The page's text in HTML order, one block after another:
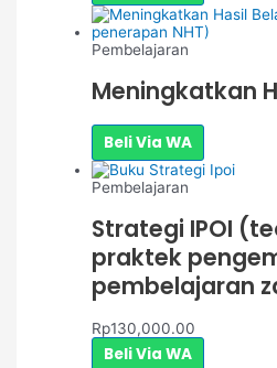
Pembelajaran
Meningkatkan
Beli Via WA
Pembelajaran
Strategi IPOI
praktek
pembelajaran
Rp130,000.00
Beli Via WA